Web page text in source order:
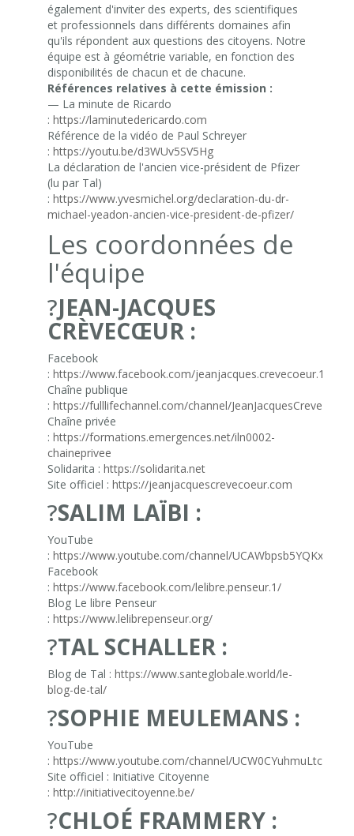
également d'inviter des experts, des scientifiques
et professionnels dans différents domaines afin
qu'ils répondent aux questions des citoyens. Notre
équipe est à géométrie variable, en fonction des
disponibilités de chacun et de chacune.
Références relatives à cette émission :
— La minute de Ricardo
: https://laminutedericardo.com
Référence de la vidéo de Paul Schreyer
: https://youtu.be/d3WUv5SV5Hg
La déclaration de l'ancien vice-président de Pfizer
(lu par Tal)
: https://www.yvesmichel.org/declaration-du-dr-
michael-yeadon-ancien-vice-president-de-pfizer/
Les coordonnées de
l'équipe
?JEAN-JACQUES
CRÈVECŒUR :
Facebook
: https://www.facebook.com/jeanjacques.crevecoeur.1
Chaîne publique
: https://fulllifechannel.com/channel/JeanJacquesCrevecoeur
Chaîne privée
: https://formations.emergences.net/iln0002-
chaineprivee
Solidarita : https://solidarita.net
Site officiel : https://jeanjacquescrevecoeur.com
?SALIM LAÏBI :
YouTube
: https://www.youtube.com/channel/
Facebook
: https://www.facebook.com/lelibre.penseur.1/
Blog Le libre Penseur
: https://www.lelibrepenseur.org/
?TAL SCHALLER :
Blog de Tal : https://www.santeglobale.world/le-
blog-de-tal/
?SOPHIE MEULEMANS :
YouTube
: https://www.youtube.com/channel/
Site officiel : Initiative Citoyenne
: http://initiativecitoyenne.be/
?CHLOÉ FRAMMERY :